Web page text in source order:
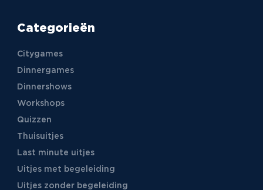
Categorieën
Citygames
Dinnergames
Dinnershows
Workshops
Quizzen
Thuisuitjes
Last minute uitjes
Uitjes met begeleiding
Uitjes zonder begeleiding